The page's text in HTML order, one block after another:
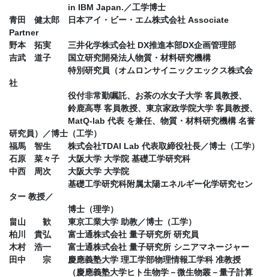
in IBM Japan.／工学博士
青田 健太郎 日本アイ・ビー・エム株式会社 Associate
Partner
野本 拓実 三井化学株式会社 DX推進本部DX企画管理部
吉武 道子 国立研究開発法人物質・材料研究機構
特別研究員（オムロンサイニックエックス株式会
社
役付非常勤嘱託、お茶の水女子大学 客員教授、
鈴鹿高専 客員教授、東京家政学院大学 客員教授、
MatQ-lab 代表 を兼任、物質・材料研究機構 名誉
研究員）／博士（工学）
福馬 智生 株式会社TDAI Lab 代表取締役社長／博士（工学）
石原 菜々子 大阪大学 大学院 基礎工学研究科
中西 周次 大阪大学 大学院
基礎工学研究科附属太陽エネルギー化学研究セン
ター 教授／
博士（理学）
畠山 歓 東京工業大学 助教／博士（工学）
柏川 貴弘 富士通株式会社 量子研究所 研究員
木村 浩一 富士通株式会社 量子研究所 シニアマネージャー
田中 宗 慶應義塾大学 理工学部物理情報工学科 准教授
（慶應義塾大学ヒト生物学－微生物叢－量子計算